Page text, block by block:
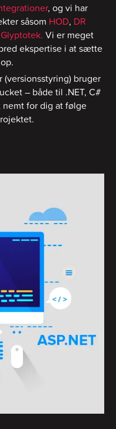
, og vi har
såsom HOD, DR
Vi er meget
ekspertise i at sætte
bruger
– både til .NET, C#
for dig at følge